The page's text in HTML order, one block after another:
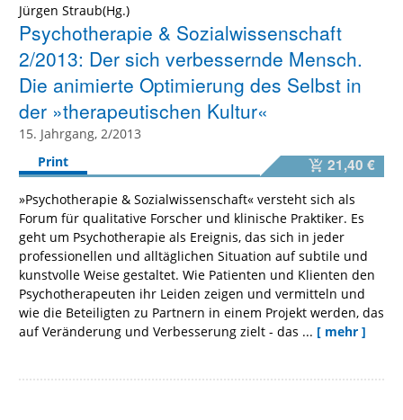
Jürgen Straub(Hg.)
Psychotherapie & Sozialwissenschaft
2/2013: Der sich verbessernde Mensch.
Die animierte Optimierung des Selbst in
der »therapeutischen Kultur«
15. Jahrgang, 2/2013
Print
21,40 €
»Psychotherapie & Sozialwissenschaft« versteht sich als
Forum für qualitative Forscher und klinische Praktiker. Es
geht um Psychotherapie als Ereignis, das sich in jeder
professionellen und alltäglichen Situation auf subtile und
kunstvolle Weise gestaltet. Wie Patienten und Klienten den
Psychotherapeuten ihr Leiden zeigen und vermitteln und
wie die Beteiligten zu Partnern in einem Projekt werden, das
auf Veränderung und Verbesserung zielt - das ... [ mehr ]